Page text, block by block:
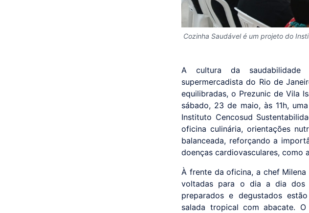
Cozinha Saudável é um projeto do
A cultura da
supermercadista do Rio de
equilibradas, o Prezunic de Vila
sábado, 23 de maio, às 11h,
Instituto Cencosud
oficina culinária, orientações
balanceada, reforçando a
doenças cardiovasculares, como
À frente da oficina, a chef Milena
voltadas para o dia a dia dos
preparados e degustados
salada tropical com abacate.